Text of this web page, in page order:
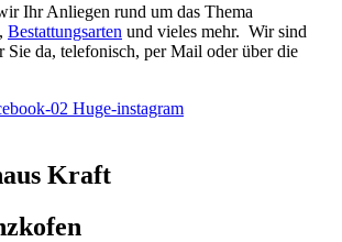
Ihr Anliegen rund um das Thema
, Bestattungsarten und vieles mehr. Wir sind
Sie da, telefonisch, per Mail oder über die
02 Huge-instagram
Kraft